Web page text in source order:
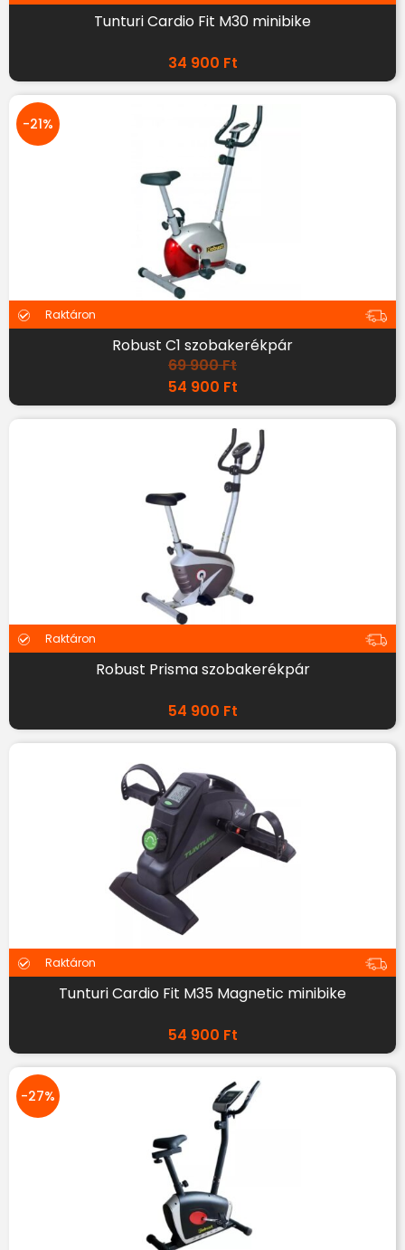
Tunturi Cardio Fit M30 minibike
34 900 Ft
-21%
Raktáron
Robust C1 szobakerékpár
69 900Ft
54 900 Ft
Raktáron
Robust Prisma szobakerékpár
54 900 Ft
Raktáron
Tunturi Cardio Fit M35 Magnetic minibike
54 900 Ft
-27%